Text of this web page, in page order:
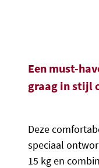
Een must-
graag in stijl
Deze
speciaal
15 kg en